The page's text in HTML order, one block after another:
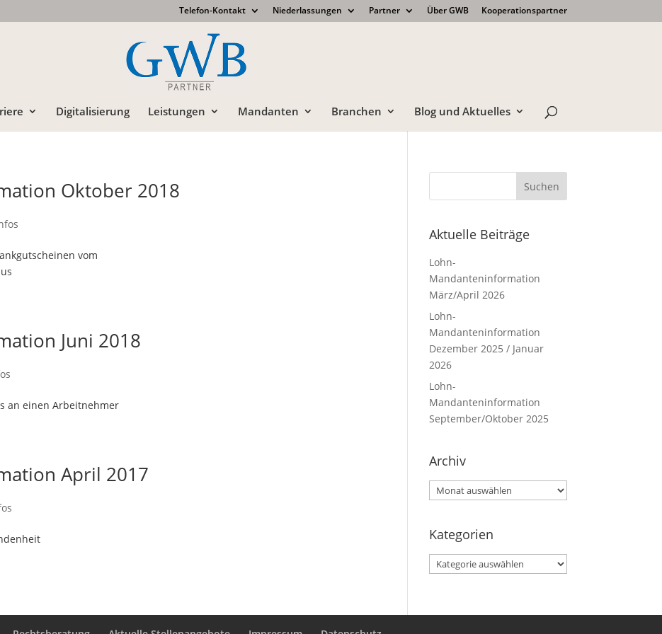
Telefon-Kontakt Niederlassungen Partner Über GWB Kooperationspartner
Digitalisierung Leistungen Mandanten Branchen Blog und Aktuelles
Oktober 2018
vom
Juni 2018
an einen Arbeitnehmer
April 2017
Aktuelle Beiträge
Lohn-
Mandanteninformation
März/April 2026
Lohn-
Mandanteninformation
Dezember 2025 / Januar
2026
Lohn-
Mandanteninformation
September/Oktober 2025
Archiv
Archiv
Kategorien
Kategorien